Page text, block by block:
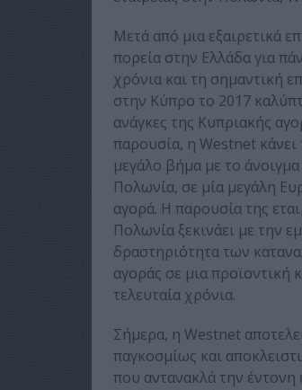
Μετά από μια εξαιρετικά
πορεία στην Ελλάδα για
χρόνια και τη σημαντική
στην Κύπρο το 2017
ανάγκες της Κυπριακής
παρουσία, η Westnet
μεγάλο βήμα με το
Πολωνία, σε μία μεγάλη
αγορά. Η παρουσία της
Πολωνία ξεκινάει με την
δραστηριότητα των
αγοράς σε μια
τελευταία χρόνια.
Σήμερα, η Westnet
παγκοσμίως και
που αντανακλά την έντονη